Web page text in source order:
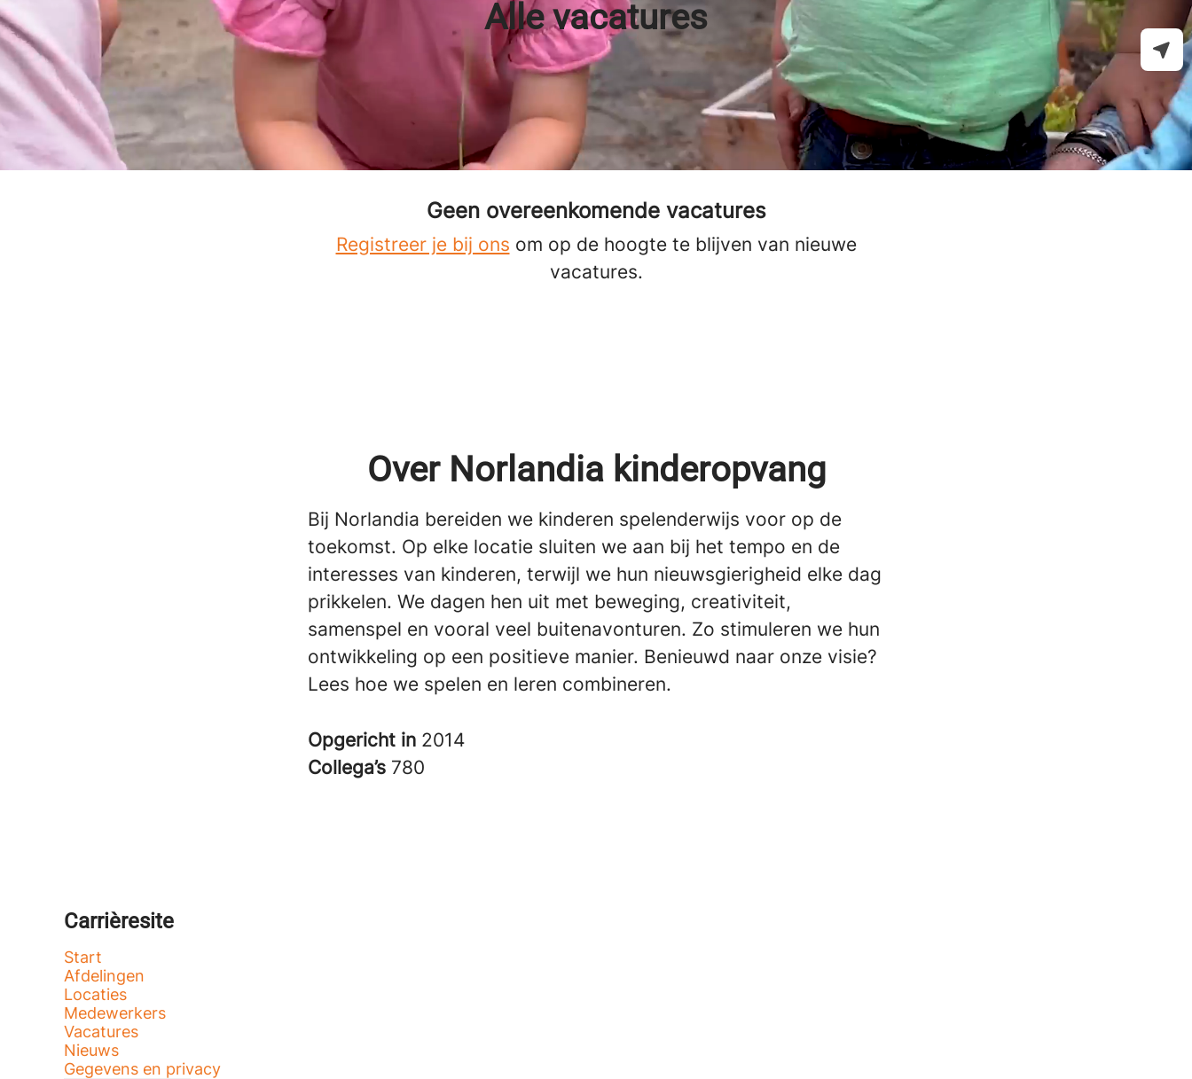
Alle vacatures
Geen overeenkomende vacatures
Registreer je bij ons om op de hoogte te blijven van nieuwe
vacatures.
Over Norlandia kinderopvang
Bij Norlandia bereiden we kinderen spelenderwijs voor op de
toekomst. Op elke locatie sluiten we aan bij het tempo en de
interesses van kinderen, terwijl we hun nieuwsgierigheid elke dag
prikkelen. We dagen hen uit met beweging, creativiteit,
samenspel en vooral veel buitenavonturen. Zo stimuleren we hun
ontwikkeling op een positieve manier. Benieuwd naar onze visie?
Lees hoe we spelen en leren combineren.
Opgericht in 2014
Collega’s 780
Carrièresite
Start
Afdelingen
Locaties
Medewerkers
Vacatures
Nieuws
Gegevens en privacy